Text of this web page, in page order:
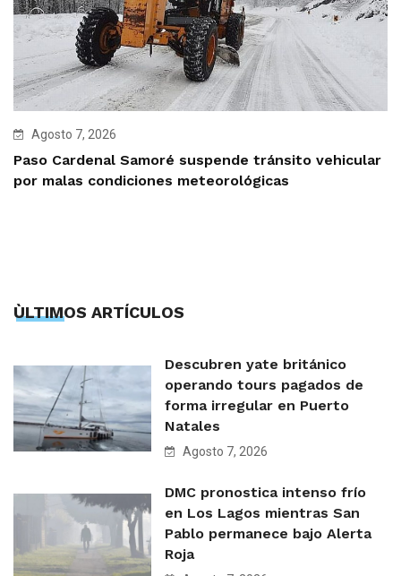
Agosto 7, 2026
Paso Cardenal Samoré suspende tránsito vehicular
por malas condiciones meteorológicas
ÙLTIMOS ARTÍCULOS
Descubren yate británico
operando tours pagados de
forma irregular en Puerto
Natales
Agosto 7, 2026
DMC pronostica intenso frío
en Los Lagos mientras San
Pablo permanece bajo Alerta
Roja